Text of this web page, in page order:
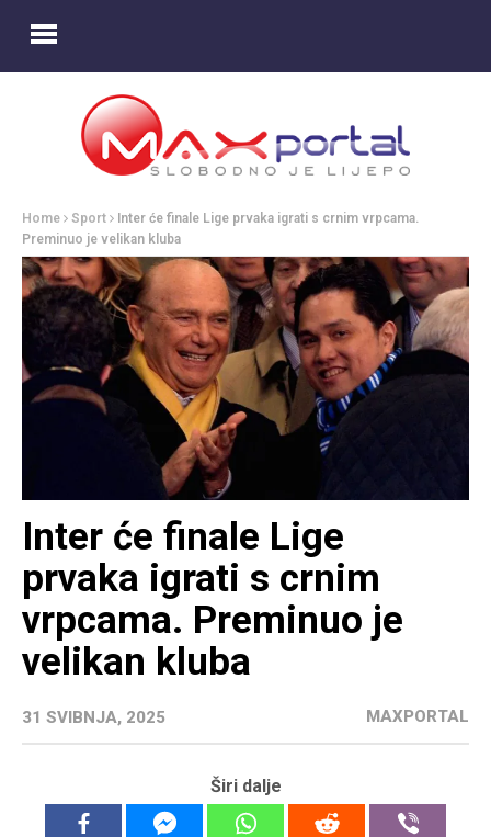
Home Sport
Inter će finale Lige prvaka igrati s crnim vrpcama.
Preminuo je velikan kluba
Inter će finale Lige
prvaka igrati s crnim
vrpcama. Preminuo je
velikan kluba
31 SVIBNJA, 2025 MAXPORTAL
Širi dalje